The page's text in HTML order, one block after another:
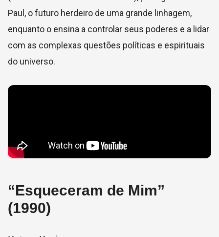
Paul, o futuro herdeiro de uma grande linhagem,
enquanto o ensina a controlar seus poderes e a lidar
com as complexas questões políticas e espirituais
do universo.
“Esqueceram de Mim”
(1990)